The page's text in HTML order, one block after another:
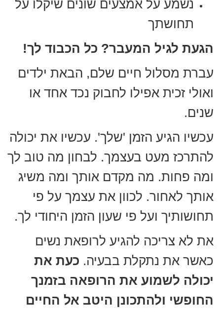
נשמע על אמצעים שונים שיקלו על
תחושתך
הגעת לגיל המעבר? כל הכבוד לך!
עברת מסלול חיים שלם, הבאת ילדים
ואולי זכית אפילו לחבוק נכד אחד או
שנים.
עכשיו הגיע הזמן 'שלך'. עכשיו את יכולה
להתרכז מעט בעצמך. לבחון מה טוב לך
ומה פחות. מה מקדם אותך ומה משיג
אותך לאחור. לכוון את עצמך על פי
תחושותיך ועל פי שעון הזמן היחודי לך.
את לא צריכה להגיע לרופאת נשים
כאשר את נתקלת בבעיה. כעת את
יכולה לשמוע את הרופאה בזמנך
החופשי ולהתכונן היטב אל החיים